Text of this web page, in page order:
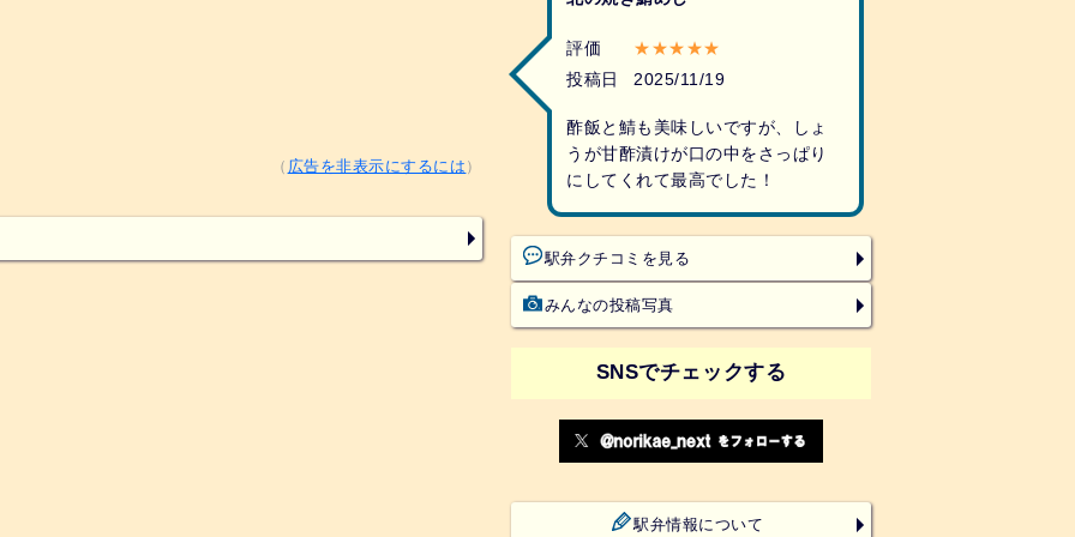
（ 広告を非表示にするには ）
評価
★★★★★
投稿日
2025/11/19
酢飯と鯖も美味しいですが、しょ
うが甘酢漬けが口の中をさっぱり
にしてくれて最高でした！
駅弁クチコミを見る
みんなの投稿写真
SNSでチェックする
駅弁情報について